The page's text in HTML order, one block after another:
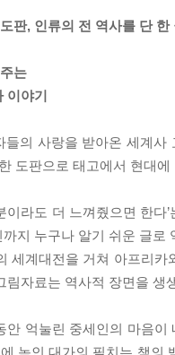
판, 인류의 전 역사를 단 한
는
이야기
들의 사랑을 받아온 세계
도판으로 태고에서 현대
이라도 더 느껴줬으면 한
지 누구나 알기 쉬운 글
세계대전을 거쳐 아프리
림자료는 역사적 장면을 생
안 억눌린 중세인의 마음
녹인 대가의 필치는 책의